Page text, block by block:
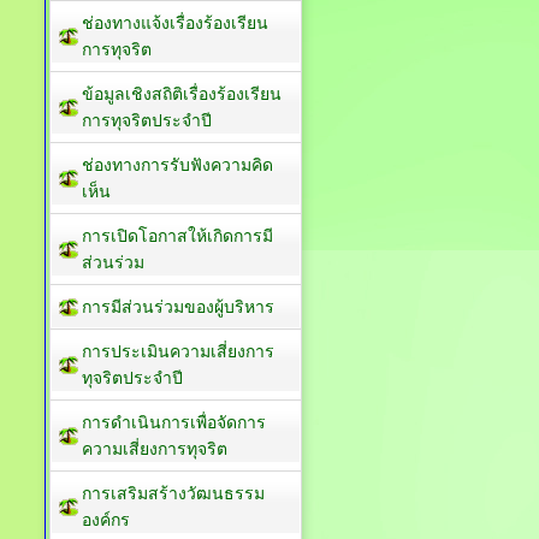
ช่องทางแจ้งเรื่องร้องเรียน
การทุจริต
ข้อมูลเชิงสถิติเรื่องร้องเรียน
การทุจริตประจำปี
ช่องทางการรับฟังความคิด
เห็น
การเปิดโอกาสให้เกิดการมี
ส่วนร่วม
การมีส่วนร่วมของผู้บริหาร
การประเมินความเสี่ยงการ
ทุจริตประจำปี
การดำเนินการเพื่อจัดการ
ความเสี่ยงการทุจริต
การเสริมสร้างวัฒนธรรม
องค์กร